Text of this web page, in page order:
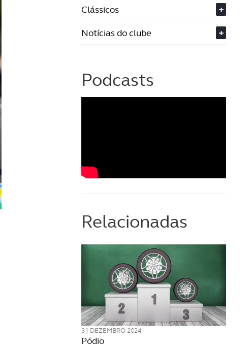
Clássicos
+
Notícias do clube
+
Podcasts
Relacionadas
31 DEZEMBRO 2024
Pódio